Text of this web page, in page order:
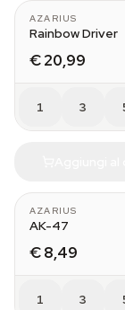
AZARIUS
Rainbow Driver
€ 20,99
1 3
AZARIUS
AK-47
€ 8,49
1 3